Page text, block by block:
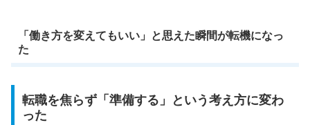
「働き方を変えてもいい」と思えた瞬間が転機になっ
た
転職を焦らず「準備する」という考え方に変わ
った